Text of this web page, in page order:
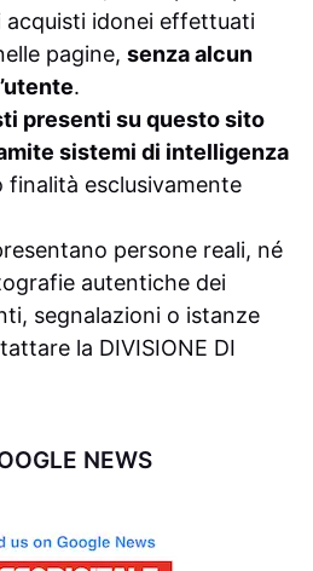
acquisti idonei effettuati
pagine, senza alcun
.
presenti su questo sito
sistemi di intelligenza
finalità esclusivamente
persone reali, né
autentiche dei
segnalazioni o istanze
la DIVISIONE DI
NEWS